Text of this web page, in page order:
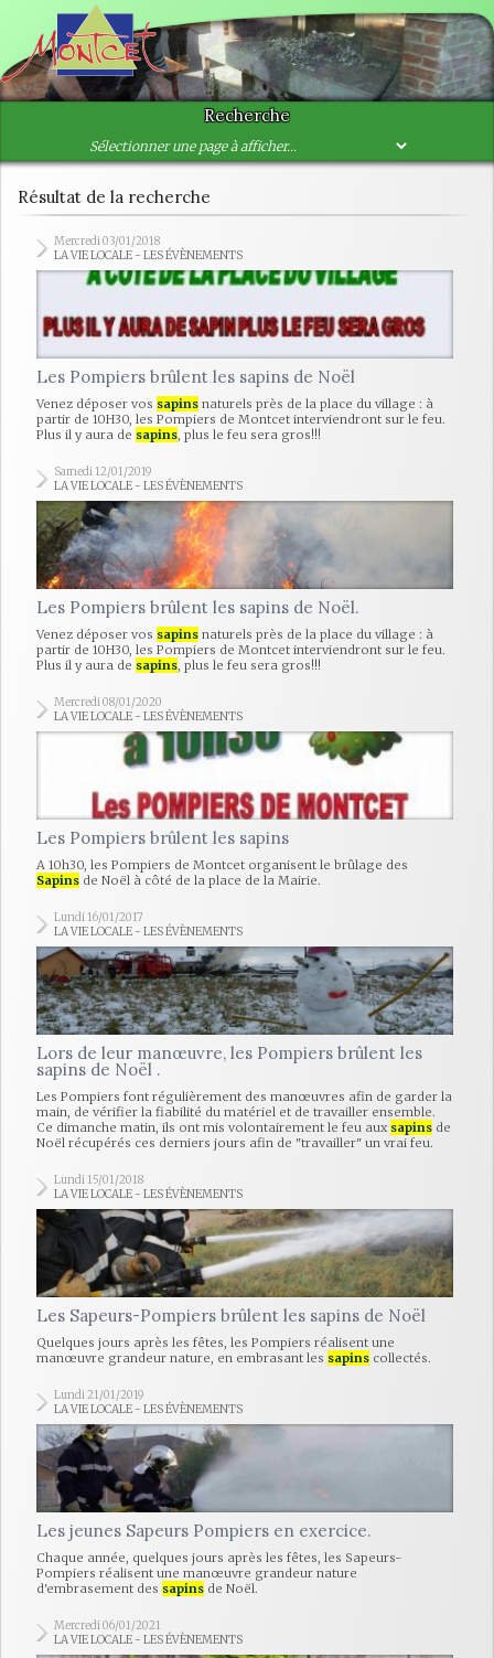
Recherche
Résultat de la recherche
Mercredi 03/01/2018
LA VIE LOCALE - LES ÉVÈNEMENTS
Les Pompiers brûlent les sapins de Noël
Venez déposer vos sapins naturels près de la place du village : à
partir de 10H30, les Pompiers de Montcet interviendront sur le feu.
Plus il y aura de sapins, plus le feu sera gros!!!
Samedi 12/01/2019
LA VIE LOCALE - LES ÉVÈNEMENTS
Les Pompiers brûlent les sapins de Noël.
Venez déposer vos sapins naturels près de la place du village : à
partir de 10H30, les Pompiers de Montcet interviendront sur le feu.
Plus il y aura de sapins, plus le feu sera gros!!!
Mercredi 08/01/2020
LA VIE LOCALE - LES ÉVÈNEMENTS
Les Pompiers brûlent les sapins
A 10h30, les Pompiers de Montcet organisent le brûlage des
Sapins de Noël à côté de la place de la Mairie.
Lundi 16/01/2017
LA VIE LOCALE - LES ÉVÈNEMENTS
Lors de leur manœuvre, les Pompiers brûlent les
sapins de Noël .
Les Pompiers font régulièrement des manœuvres afin de garder la
main, de vérifier la fiabilité du matériel et de travailler ensemble.
Ce dimanche matin, ils ont mis volontairement le feu aux sapins de
Noël récupérés ces derniers jours afin de "travailler" un vrai feu.
Lundi 15/01/2018
LA VIE LOCALE - LES ÉVÈNEMENTS
Les Sapeurs-Pompiers brûlent les sapins de Noël
Quelques jours après les fêtes, les Pompiers réalisent une
manœuvre grandeur nature, en embrasant les sapins collectés.
Lundi 21/01/2019
LA VIE LOCALE - LES ÉVÈNEMENTS
Les jeunes Sapeurs Pompiers en exercice.
Chaque année, quelques jours après les fêtes, les Sapeurs-
Pompiers réalisent une manœuvre grandeur nature
d'embrasement des sapins de Noël.
Mercredi 06/01/2021
LA VIE LOCALE - LES ÉVÈNEMENTS